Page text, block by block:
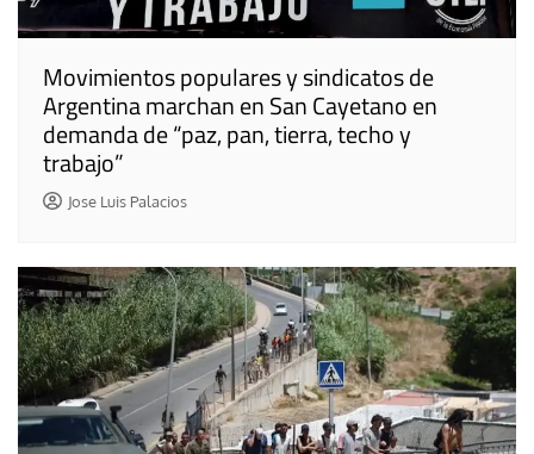
Movimientos populares y sindicatos de
Argentina marchan en San Cayetano en
demanda de “paz, pan, tierra, techo y
trabajo”
Jose Luis Palacios